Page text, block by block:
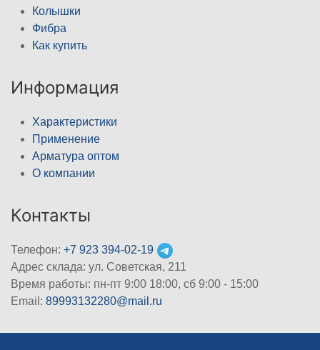
Колышки
Фибра
Как купить
Информация
Характеристики
Применение
Арматура оптом
О компании
Контакты
Телефон: +7 923 394-02-19
Адрес склада: ул. Советская, 211
Время работы: пн-пт 9:00 18:00, сб 9:00 - 15:00
Email: 89993132280@mail.ru